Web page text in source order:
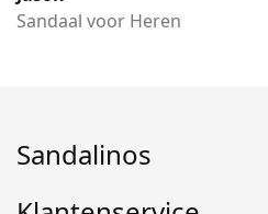
Sandaal voor Heren
Sandalinos